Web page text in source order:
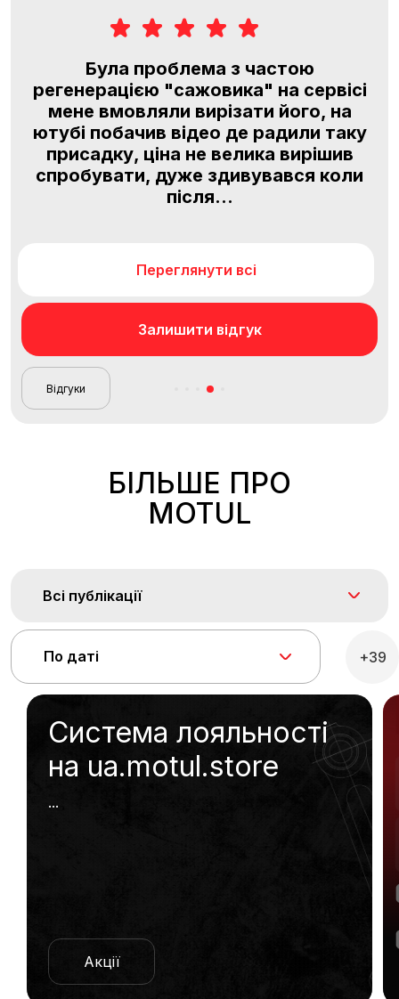
Була проблема з частою
регенерацією "сажовика" на сервісі
мене вмовляли вирізати його, на
ютубі побачив відео де радили таку
присадку, ціна не велика вирішив
спробувати, дуже здивувався коли
після...
Переглянути всі
Залишити відгук
Відгуки
БІЛЬШЕ ПРО
MOTUL
Всі публікації
По даті +39
Система лояльності
на ua.motul.store
...
Акції